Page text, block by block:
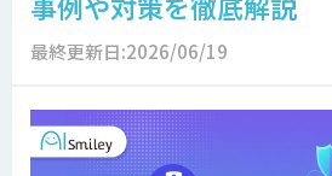
最終更新日:2026/06/19